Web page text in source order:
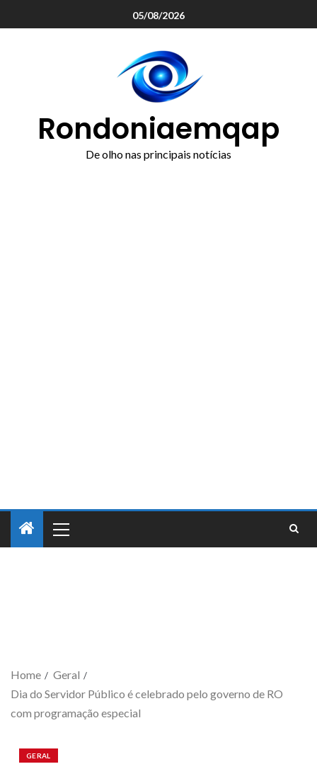
05/08/2026
Rondoniaemqap
De olho nas principais notícias
Home
Geral
Dia do Servidor Público é celebrado pelo governo de RO
com programação especial
GERAL